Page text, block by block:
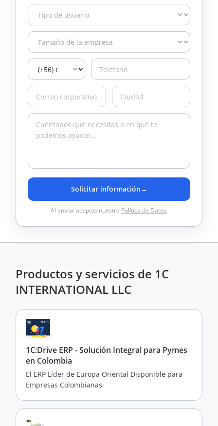
Solicitar información→
Al enviar aceptas nuestra Política de Datos.
Productos y servicios de 1C
INTERNATIONAL LLC
1C:Drive ERP - Solución Integral para Pymes
en Colombia
El ERP Líder de Europa Oriental Disponible para
Empresas Colombianas